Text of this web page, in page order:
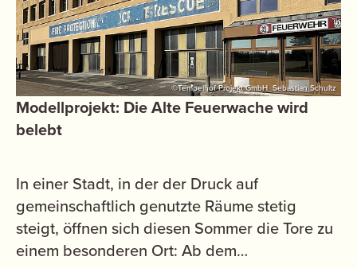
©Tempelhof Projekt GmbH_Sebastian Schultz
Modellprojekt: Die Alte Feuerwache wird
belebt
In einer Stadt, in der der Druck auf
gemeinschaftlich genutzte Räume stetig
steigt, öffnen sich diesen Sommer die Tore zu
einem besonderen Ort: Ab dem…